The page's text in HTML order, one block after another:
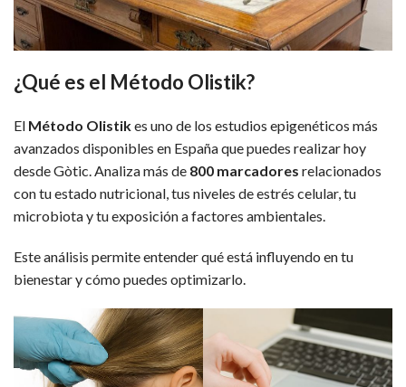
¿Qué es el Método Olistik?
El Método Olistikes uno de los estudios epigenéticos más
avanzados disponibles en España que puedes realizar hoy
desde Gòtic. Analiza más de 800 marcadores relacionados
con tu estado nutricional, tus niveles de estrés celular, tu
microbiota y tu exposición a factores ambientales.
Este análisis permite entender qué está influyendo en tu
bienestar y cómo puedes optimizarlo.